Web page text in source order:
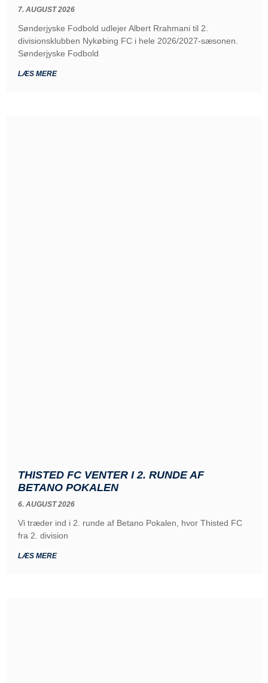
7. AUGUST 2026
Sønderjyske Fodbold udlejer Albert Rrahmani til 2.
divisionsklubben Nykøbing FC i hele 2026/2027-sæsonen.
Sønderjyske Fodbold
LÆS MERE
THISTED FC VENTER I 2. RUNDE AF
BETANO POKALEN
6. AUGUST 2026
Vi træder ind i 2. runde af Betano Pokalen, hvor Thisted FC
fra 2. division
LÆS MERE